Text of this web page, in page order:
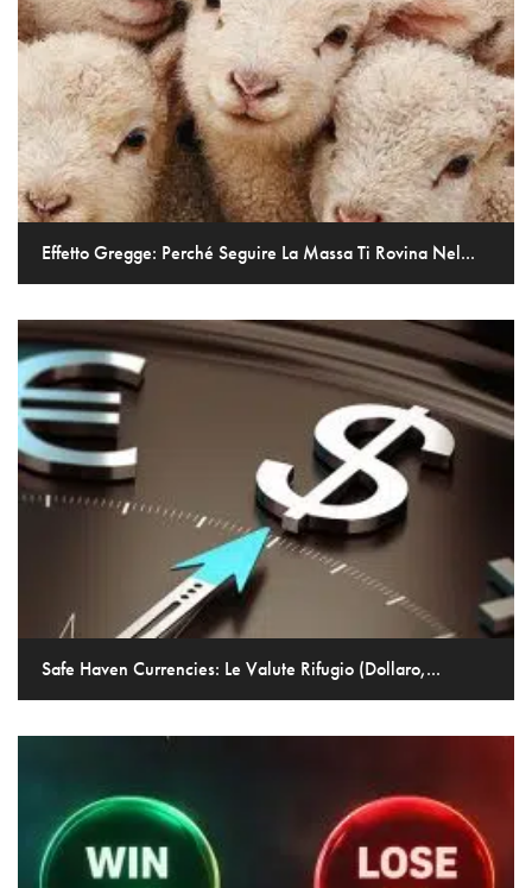
Effetto Gregge: Perché Seguire La Massa Ti Rovina Nel...
Safe Haven Currencies: Le Valute Rifugio (Dollaro,...